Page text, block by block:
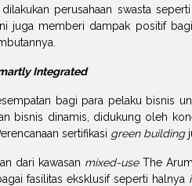
perusahaan swasta
juga memberi dampak positif
Integrated
bagi para pelaku bisnis
bisnis dinamis, didukung oleh
sertifikasi green building
dari kawasan mixed-useThe
fasilitas eksklusif seperti halnya